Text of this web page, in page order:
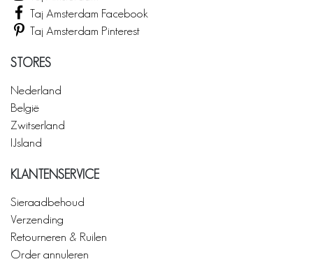
Taj Amsterdam Facebook
Taj Amsterdam Pinterest
STORES
Nederland
België
Zwitserland
IJsland
KLANTENSERVICE
Sieraadbehoud
Verzending
Retourneren & Ruilen
Order annuleren